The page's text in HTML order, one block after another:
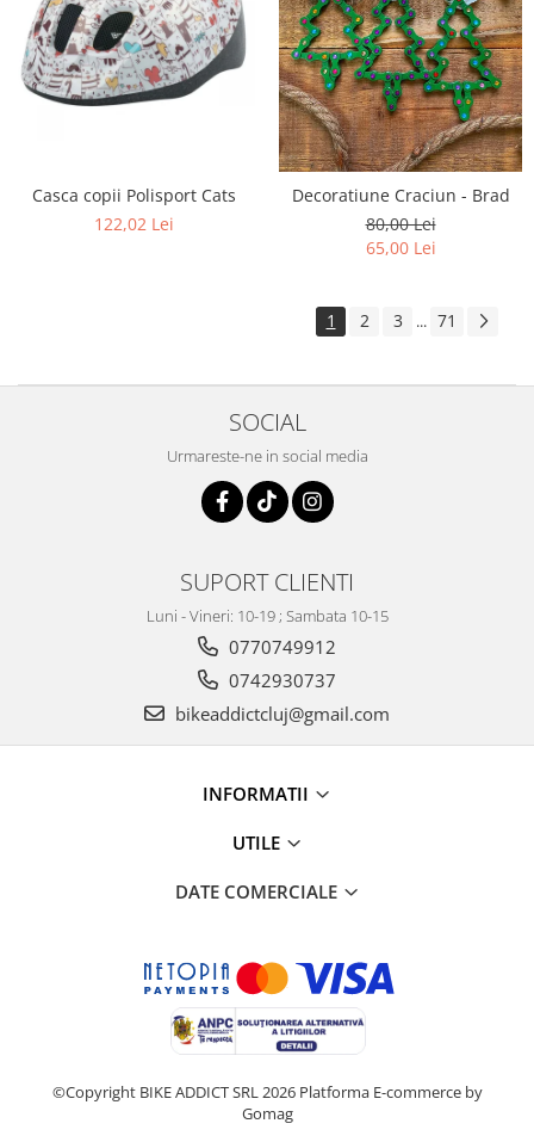
Casca copii Polisport Cats
122,02 Lei
Decoratiune Craciun - Brad
80,00 Lei
65,00 Lei
1 2 3 ... 71
SOCIAL
Urmareste-ne in social media
SUPORT CLIENTI
Luni - Vineri: 10-19 ; Sambata 10-15
0770749912
0742930737
bikeaddictcluj@gmail.com
INFORMATII
UTILE
DATE COMERCIALE
©Copyright BIKE ADDICT SRL 2026 Platforma E-commerce by
Gomag